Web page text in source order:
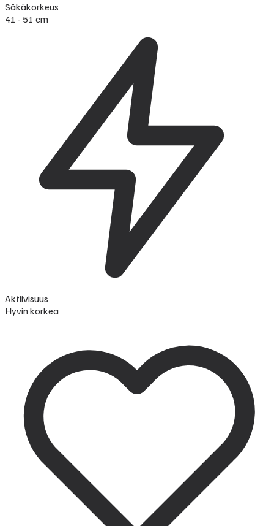
Säkäkorkeus
41 - 51 cm
Aktiivisuus
Hyvin korkea